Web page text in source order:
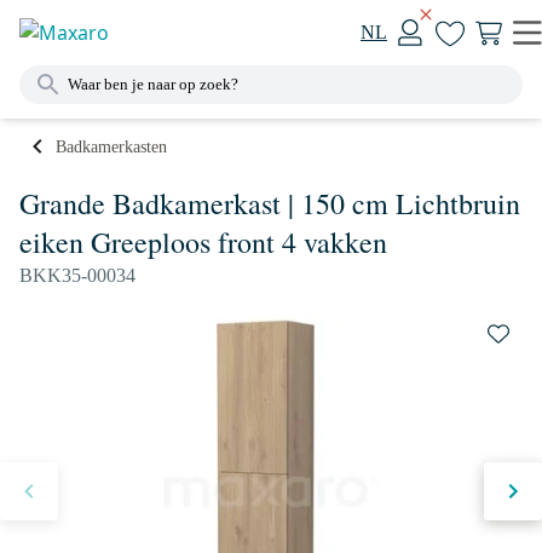
NL
Badkamerkasten
Grande Badkamerkast | 150 cm Lichtbruin
eiken Greeploos front 4 vakken
BKK35-00034